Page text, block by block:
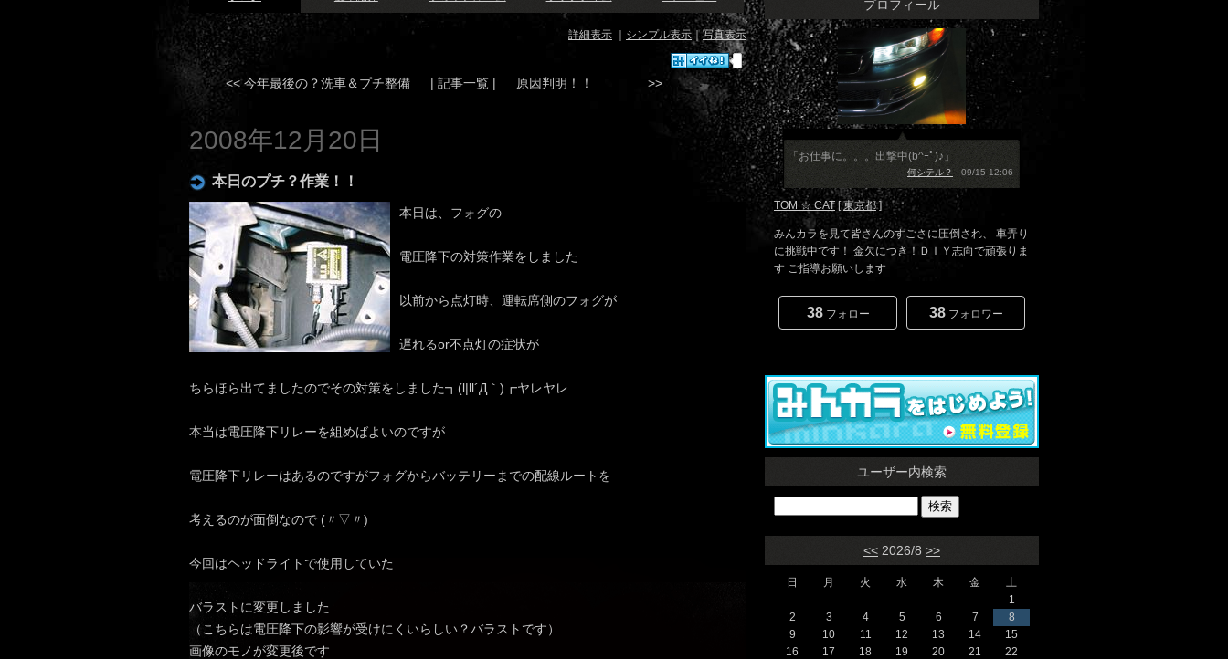
詳細表示 シンプル表示 ｜写真表示
<< 今年最後の？洗車＆プチ整備 | 記事一覧 | 原因判明！！ >>
2008年12月20日
本日のプチ？作業！！
本日は、フォグの
電圧降下の対策作業をしました
以前から点灯時、運転席側のフォグが
遅れるor不点灯の症状が
ちらほら出てましたのでその対策をしました┓(l|ll´Д｀)┏ヤレヤレ
本当は電圧降下リレーを組めばよいのですが
電圧降下リレーはあるのですがフォグからバッテリーまでの配線ルートを
考えるのが面倒なので (〃▽〃)
今回はヘッドライトで使用していた
バラストに変更しました
（こちらは電圧降下の影響が受けにくいらしい？バラストです）
画像のモノが変更後です
プロフィール
「お仕事に。。。出撃中(b^ｰﾟ)♪」
何シテル？ 09/15 12:06
TOM ☆ CAT [東京都]
みんカラを見て皆さんのすごさに圧倒され、 車弄り
に挑戦中です！ 金欠につき！ＤＩＹ志向で頑張りま
す ご指導お願いします
38フォロー 38フォロワー
ユーザー内検索
<< 2026/8 >>
日 月 火 水 木 金
土
1
2
3 4 5 6 7
8
9
10 11 12 13 14
15
16
17 18 19 20 21
22